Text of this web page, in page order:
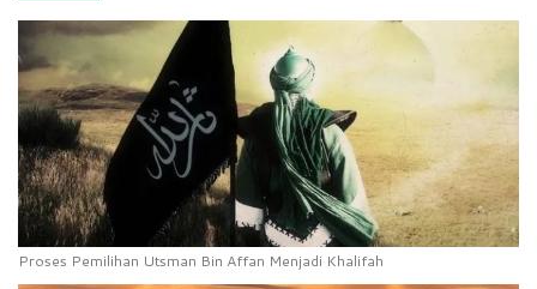
Proses Pemilihan Utsman Bin Affan Menjadi Khalifah